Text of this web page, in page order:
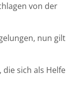
von der
nun gilt
sich als Helfe